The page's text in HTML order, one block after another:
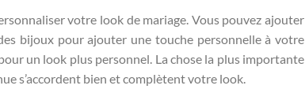
votre look de mariage. Vous pouvez ajouter
bijoux pour ajouter une touche personnelle à votre
un look plus personnel. La chose la plus importante
s’accordent bien et complètent votre look.